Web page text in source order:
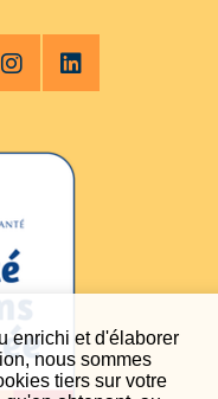
enrichi et d'élaborer
nous sommes
tiers sur votre